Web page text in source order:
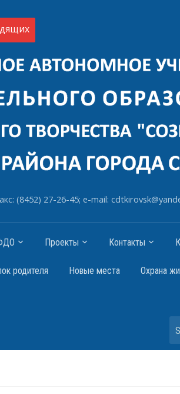
(8452) 27-26-45; e-mail:
Проекты Контакты
родителя Новые места Охрана